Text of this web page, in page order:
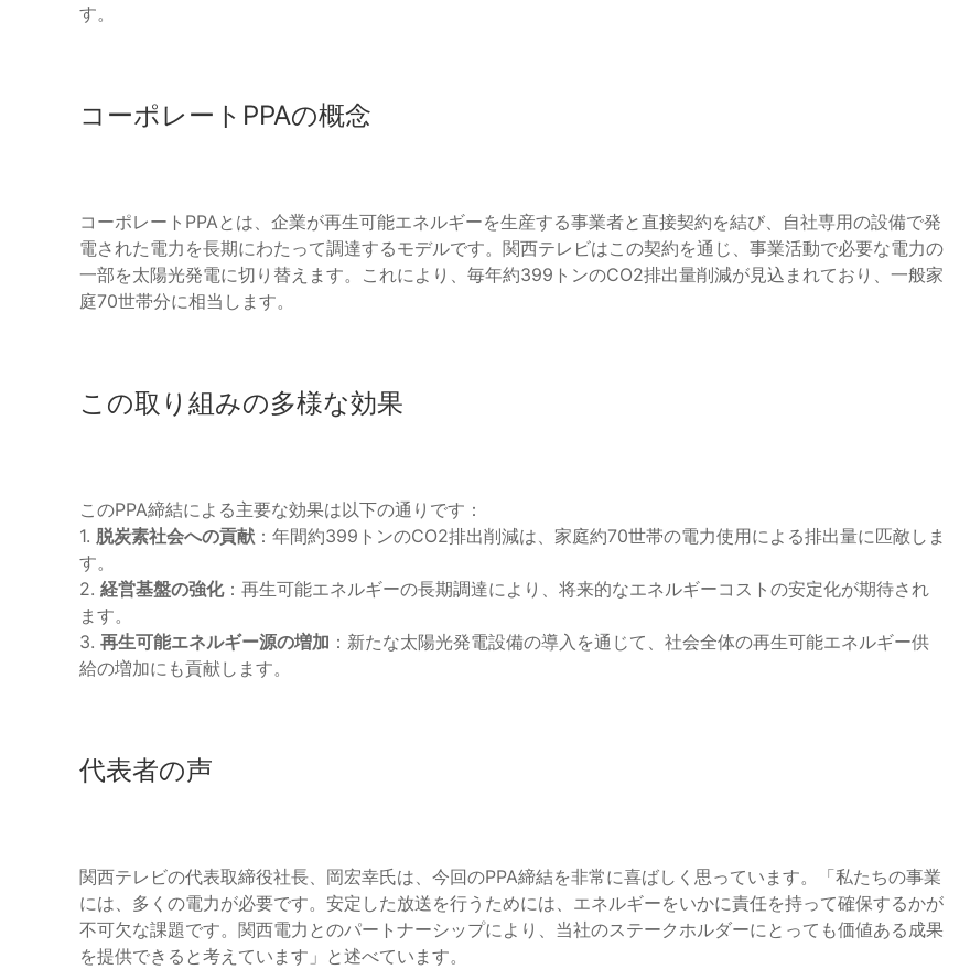
す。
コーポレートPPAの概念
コーポレートPPAとは、企業が再生可能エネルギーを生産する事業者と直接契約を結び、自社専用の設備で発
電された電力を長期にわたって調達するモデルです。関西テレビはこの契約を通じ、事業活動で必要な電力の
一部を太陽光発電に切り替えます。これにより、毎年約399トンのCO2排出量削減が見込まれており、一般家
庭70世帯分に相当します。
この取り組みの多様な効果
このPPA締結による主要な効果は以下の通りです：
1. 脱炭素社会への貢献 ：年間約399トンのCO2排出削減は、家庭約70世帯の電力使用による排出量に匹敵しま
す。
2. 経営基盤の強化：再生可能エネルギーの長期調達により、将来的なエネルギーコストの安定化が期待され
ます。
3. 再生可能エネルギー源の増加 ：新たな太陽光発電設備の導入を通じて、社会全体の再生可能エネルギー供
給の増加にも貢献します。
代表者の声
関西テレビの代表取締役社長、岡宏幸氏は、今回のPPA締結を非常に喜ばしく思っています。「私たちの事業
には、多くの電力が必要です。安定した放送を行うためには、エネルギーをいかに責任を持って確保するかが
不可欠な課題です。関西電力とのパートナーシップにより、当社のステークホルダーにとっても価値ある成果
を提供できると考えています」と述べています。